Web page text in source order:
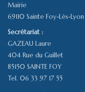
Mairie
69110 Sainte Foy-Lès-Lyon
Secrétariat :
GAZEAU Laure
404 Rue du Guillet
85150 SAINTE FOY
Tel. 06 33 97 17 55